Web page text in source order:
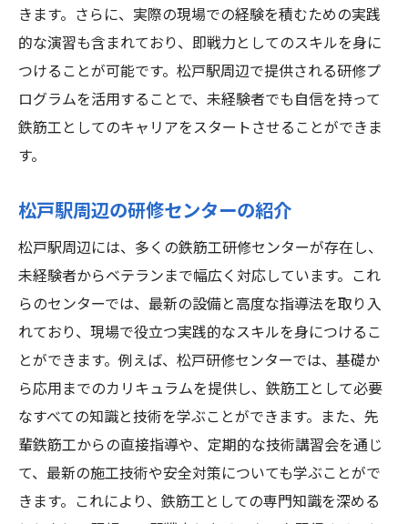
きます。さらに、実際の現場での経験を積むための実践
的な演習も含まれており、即戦力としてのスキルを身に
つけることが可能です。松戸駅周辺で提供される研修プ
ログラムを活用することで、未経験者でも自信を持って
鉄筋工としてのキャリアをスタートさせることができま
す。
松戸駅周辺の研修センターの紹介
松戸駅周辺には、多くの鉄筋工研修センターが存在し、
未経験者からベテランまで幅広く対応しています。これ
らのセンターでは、最新の設備と高度な指導法を取り入
れており、現場で役立つ実践的なスキルを身につけるこ
とができます。例えば、松戸研修センターでは、基礎か
ら応用までのカリキュラムを提供し、鉄筋工として必要
なすべての知識と技術を学ぶことができます。また、先
輩鉄筋工からの直接指導や、定期的な技術講習会を通じ
て、最新の施工技術や安全対策についても学ぶことがで
きます。これにより、鉄筋工としての専門知識を深める